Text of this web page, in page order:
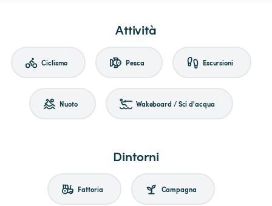
Attività
Ciclismo Pesca Escursioni
Nuoto Wakeboard / Sci d'acqua
Dintorni
Fattoria Campagna